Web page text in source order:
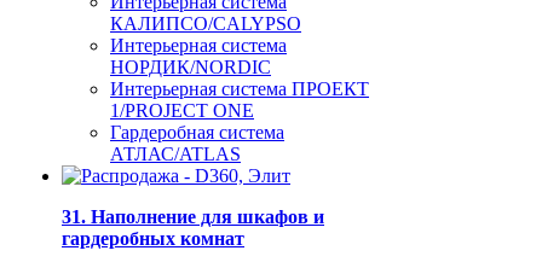
КАЛИПСО/CALYPSO
Интерьерная система
НОРДИК/NORDIC
Интерьерная система ПРОЕКТ
1/PROJECT ONE
Гардеробная система
АТЛАС/ATLAS
31. Наполнение для шкафов и
гардеробных комнат